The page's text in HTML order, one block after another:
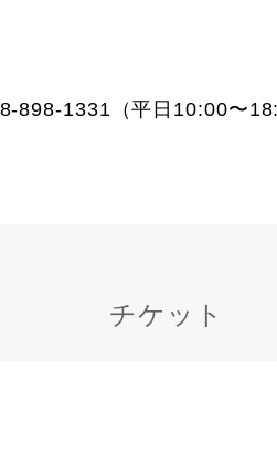
898-1331（平日10:00〜
チケット